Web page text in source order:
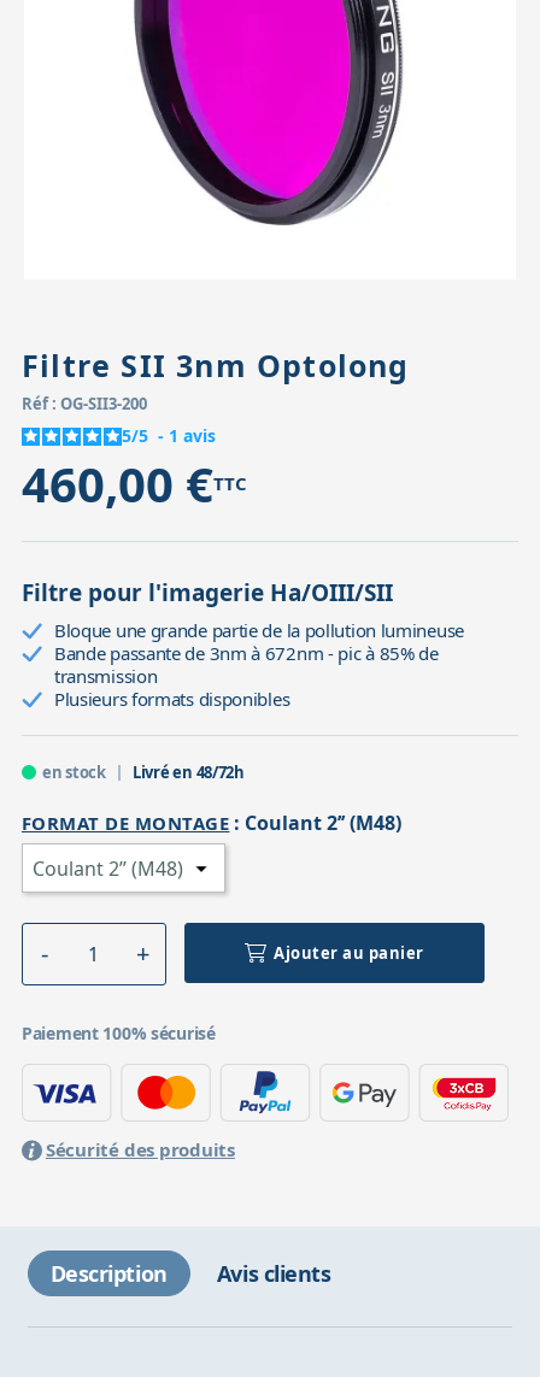
Accessoires pour montures
Pièces détachées
Filtre SII 3nm Optolong
Réf : OG-SII3-200
5/5 - 1 avis
460,00 €TTC
Filtre pour l'imagerie Ha/OIII/SII
Bloque une grande partie de la pollution lumineuse
Bande passante de 3nm à 672nm - pic à 85% de
transmission
Plusieurs formats disponibles
en stock Livré en 48/72h
FORMAT DE MONTAGE : Coulant 2’’ (M48)
Ajouter au panier
Paiement 100% sécurisé
Sécurité des produits
Description Avis clients